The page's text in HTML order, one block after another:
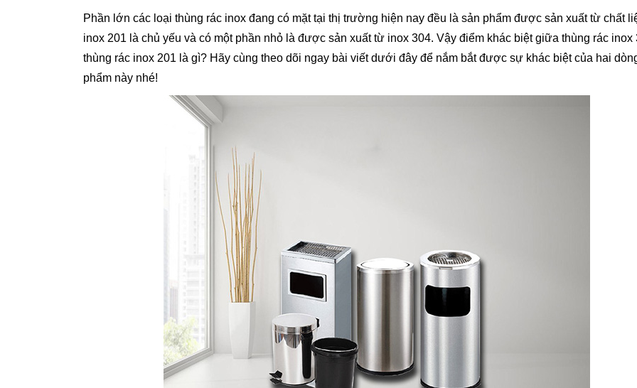
Phần lớn các loại thùng rác inox đang có mặt tại thị trường hiện nay đều là sản phẩm được sản xuất từ chất
inox 201 là chủ yếu và có một phần nhỏ là được sản xuất từ inox 304. Vậy điểm khác biệt giữa thùng rác inox
thùng rác inox 201 là gì? Hãy cùng theo dõi ngay bài viết dưới đây để nắm bắt được sự khác biệt của hai
phẩm này nhé!